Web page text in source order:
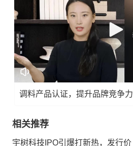
调料产品认证，提升品牌竞争力
相关推荐
宇树科技IPO引爆打新热，发行价